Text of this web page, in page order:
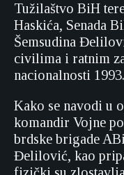
Tužilaštvo BiH
Haskića, Senada
Šemsudina
civilima i ratnim
nacionalnosti
Kako se navodi u
komandir Vojne
brdske brigade
Đelilović, kao